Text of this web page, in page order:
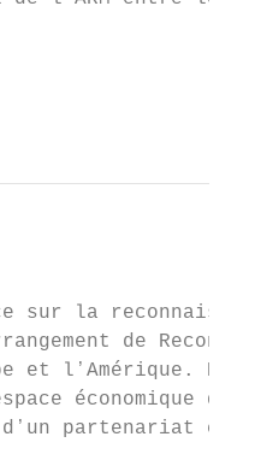
sur la
de
et lʼAmérique.
économique
partenariat